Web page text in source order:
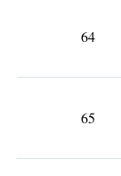
64
65